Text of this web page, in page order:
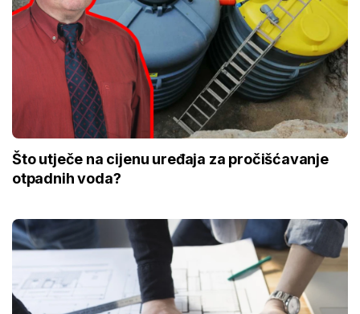
Što utječe na cijenu uređaja za pročišćavanje
otpadnih voda?